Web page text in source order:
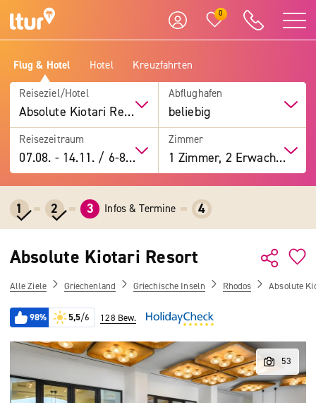
0
Flug & Hotel Hotel Kreuzfahrten
Reiseziel/Hotel
Absolute Kiotari Resort
Abflughafen
beliebig
Reisezeitraum
07.08. -14.11. / 6-8 Tage
Zimmer
1 Zimmer, 2 Erwachsene
1 2 3 Infos & Termine 4
Absolute Kiotari Resort
Alle Ziele Griechenland Griechische Inseln Rhodos Absolute
98% 5,5/6 128 Bew.